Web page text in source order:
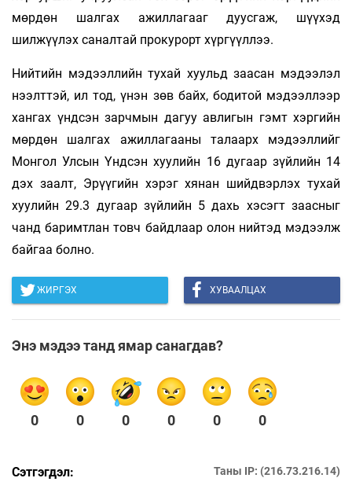
мөрдөн шалгах ажиллагааг дуусгаж, шүүхэд
шилжүүлэх саналтай прокурорт хүргүүллээ.
Нийтийн мэдээллийн тухай хуульд заасан мэдээлэл
нээлттэй, ил тод, үнэн зөв байх, бодитой мэдээллээр
хангах үндсэн зарчмын дагуу авлигын гэмт хэргийн
мөрдөн шалгах ажиллагааны талаарх мэдээллийг
Монгол Улсын Үндсэн хуулийн 16 дугаар зүйлийн 14
дэх заалт, Эрүүгийн хэрэг хянан шийдвэрлэх тухай
хуулийн 29.3 дугаар зүйлийн 5 дахь хэсэгт заасныг
чанд баримтлан товч байдлаар олон нийтэд мэдээлж
байгаа болно.
ЖИРГЭХ ХУВААЛЦАХ
Энэ мэдээ танд ямар санагдав?
0 0 0 0 0 0
Сэтгэгдэл: Таны IP: (216.73.216.14)